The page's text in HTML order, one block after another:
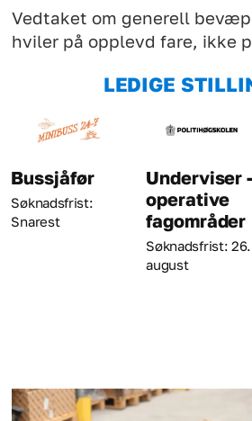
Vedtaket om generell
hviler på opplevd fare, ikke
LEDIGE
Bussjåfør
Søknadsfrist:
Snarest
Underviser
operative
fagområder
Søknadsfrist: 26.
august